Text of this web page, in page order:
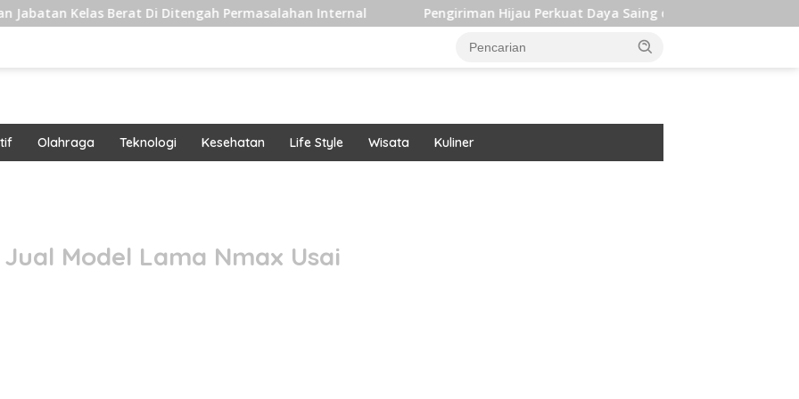
Berat Di Ditengah Permasalahan Internal Pengiriman Hijau Perkuat Daya Saing dan Dukung Target Iklim Indonesia
Olahraga Teknologi Kesehatan Life Style Wisata Kuliner
Model Lama Nmax Usai